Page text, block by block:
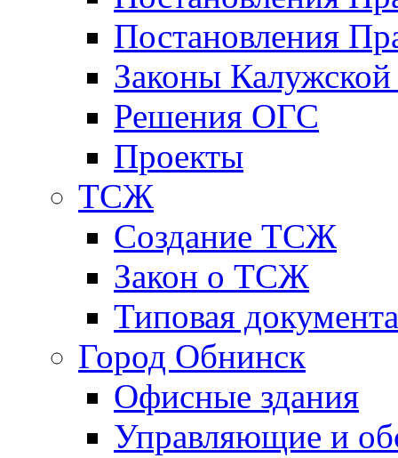
Постановления
Законы Калужской
Решения ОГС
Проекты
ТСЖ
Создание ТСЖ
Закон о ТСЖ
Типовая
Город Обнинск
Офисные здания
Управляющие и